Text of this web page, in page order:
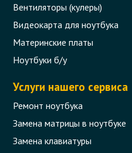
Вентиляторы (кулеры)
Видеокарта для ноутбука
Материнские платы
Ноутбуки б/у
Услуги нашего сервиса
Ремонт ноутбука
Замена матрицы в ноутбуке
Замена клавиатуры